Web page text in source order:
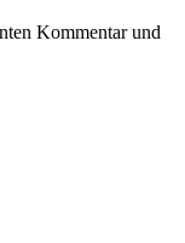
Kommentar und